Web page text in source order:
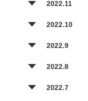
2022.11
2022.10
2022.9
2022.8
2022.7